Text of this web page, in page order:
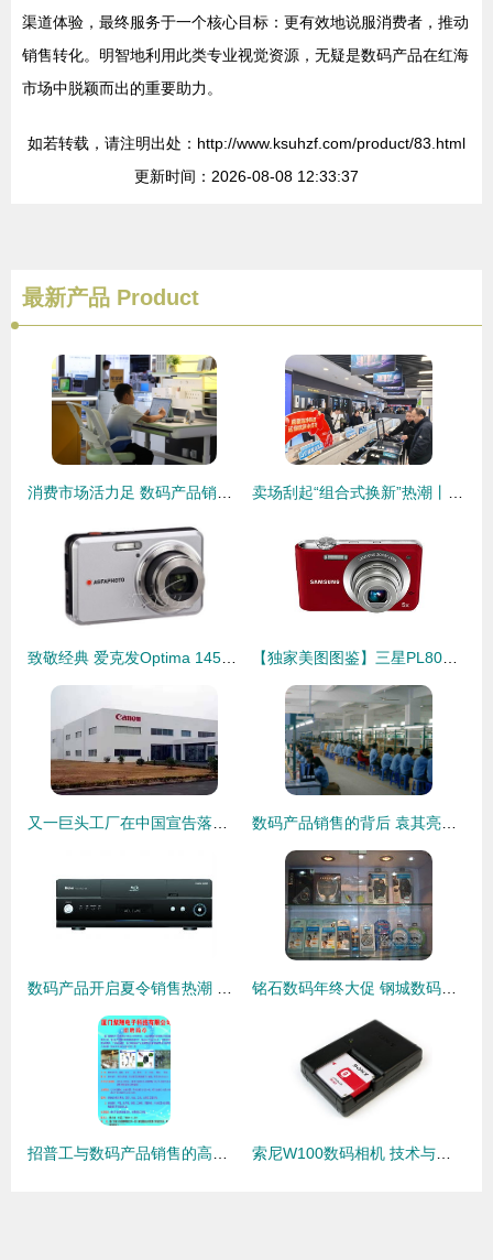
渠道体验，最终服务于一个核心目标：更有效地说服消费者，推动
销售转化。明智地利用此类专业视觉资源，无疑是数码产品在红海
市场中脱颖而出的重要助力。
如若转载，请注明出处：http://www.ksuhzf.com/product/83.html
更新时间：2026-08-08 12:33:37
最新产品 Product
消费市场活力足 数码产品销售态势坚韧 卖场刮起“组合式换新”热潮丨今年以来，家电、数码产品以旧换新拉动销售额13.37亿元
致敬经典 爱克发Optima 145数码相机传奇之旅 【独家美图图鉴】三星PL80数码相机 经典设计，拍出你的怀念感！
又一巨头工厂在中国宣告落幕 佳能珠海宣布停产！相机真的死于手机吗？ 数码产品销售的背后 袁其亮的创业之路
数码产品开启夏令销售热潮 智能盛宴背后的市场新趋势 铭石数码年终大促 钢城数码迷的终极福利来了！
招普工与数码产品销售的高效融合之道 索尼W100数码相机 技术与美学的完美融合，引领数码产品新潮流